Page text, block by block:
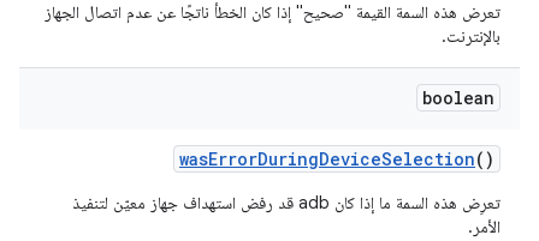
تعرض هذه السمة القيمة "صحيح" إذا كان الخطأ ناتجًا عن عدم اتصال الجهاز
بالإنترنت.
boolean
wasErrorDuringDeviceSelection()
تعرِض هذه السمة ما إذا كان adb قد رفض استهداف جهاز معيّن لتنفيذ
الأمر.